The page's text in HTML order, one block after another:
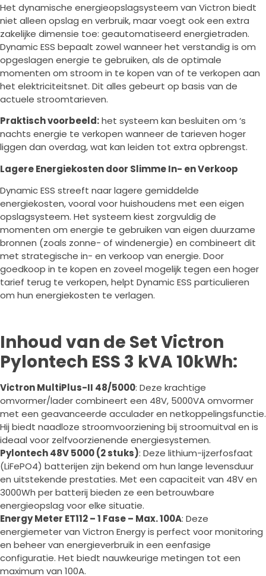
Het dynamische energieopslagsysteem van Victron biedt
niet alleen opslag en verbruik, maar voegt ook een extra
zakelijke dimensie toe: geautomatiseerd energietraden.
Dynamic ESS bepaalt zowel wanneer het verstandig is om
opgeslagen energie te gebruiken, als de optimale
momenten om stroom in te kopen van of te verkopen aan
het elektriciteitsnet. Dit alles gebeurt op basis van de
actuele stroomtarieven.
Praktisch voorbeeld:het systeem kan besluiten om ‘s
nachts energie te verkopen wanneer de tarieven hoger
liggen dan overdag, wat kan leiden tot extra opbrengst.
Lagere Energiekosten door Slimme In- en Verkoop
Dynamic ESS streeft naar lagere gemiddelde
energiekosten, vooral voor huishoudens met een eigen
opslagsysteem. Het systeem kiest zorgvuldig de
momenten om energie te gebruiken van eigen duurzame
bronnen (zoals zonne- of windenergie) en combineert dit
met strategische in- en verkoop van energie. Door
goedkoop in te kopen en zoveel mogelijk tegen een hoger
tarief terug te verkopen, helpt Dynamic ESS particulieren
om hun energiekosten te verlagen.
Inhoud van de Set Victron
Pylontech ESS 3 kVA 10kWh:
Victron MultiPlus-II 48/5000: Deze krachtige
omvormer/lader combineert een 48V, 5000VA omvormer
met een geavanceerde acculader en netkoppelingsfunctie.
Hij biedt naadloze stroomvoorziening bij stroomuitval en is
ideaal voor zelfvoorzienende energiesystemen.
Pylontech 48V 5000 (2 stuks): Deze lithium-ijzerfosfaat
(LiFePO4) batterijen zijn bekend om hun lange levensduur
en uitstekende prestaties. Met een capaciteit van 48V en
3000Wh per batterij bieden ze een betrouwbare
energieopslag voor elke situatie.
Energy Meter ET112 – 1 Fase – Max. 100A: Deze
energiemeter van Victron Energy is perfect voor monitoring
en beheer van energieverbruik in een eenfasige
configuratie. Het biedt nauwkeurige metingen tot een
maximum van 100A.